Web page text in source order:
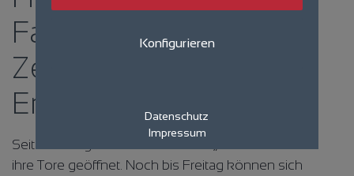
Fachmesse im
Zeichen der
Energiewende
Seit Dienstag hat die Fachmesse „Husum Wind“
ihre Tore geöffnet. Noch bis Freitag können sich
Konfigurieren
Datenschutz
Impressum